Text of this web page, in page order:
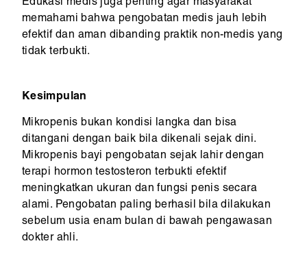
Edukasi medis juga penting agar masyarakat
memahami bahwa pengobatan medis jauh lebih
efektif dan aman dibanding praktik non-medis yang
tidak terbukti.
Kesimpulan
Mikropenis bukan kondisi langka dan bisa
ditangani dengan baik bila dikenali sejak dini.
Mikropenis bayi pengobatan sejak lahir dengan
terapi hormon testosteron terbukti efektif
meningkatkan ukuran dan fungsi penis secara
alami. Pengobatan paling berhasil bila dilakukan
sebelum usia enam bulan di bawah pengawasan
dokter ahli.